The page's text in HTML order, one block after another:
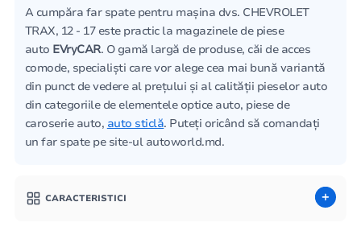
A cumpăra far spate pentru mașina dvs. CHEVROLET
TRAX, 12 - 17 este practic la magazinele de piese
auto EVryCAR. O gamă largă de produse, căi de acces
comode, specialiști care vor alege cea mai bună variantă
din punct de vedere al prețului și al calității pieselor auto
din categoriile de elementele optice auto, piese de
caroserie auto, auto sticlă. Puteți oricând să comandați
un far spate pe site-ul autoworld.md.
CARACTERISTICI